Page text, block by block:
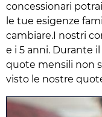
concessionari
le tue esigenze
cambiare.I nostri
e i 5 anni. Durante
quote mensili non
visto le nostre